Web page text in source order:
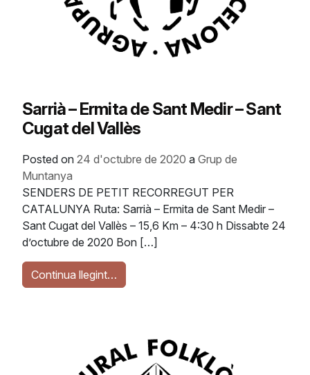
Sarrià – Ermita de Sant Medir – Sant
Cugat del Vallès
Posted on 24 d'octubre de 2020 a Grup de
Muntanya
SENDERS DE PETIT RECORREGUT PER
CATALUNYA Ruta: Sarrià – Ermita de Sant Medir –
Sant Cugat del Vallès – 15,6 Km – 4:30 h Dissabte 24
d’octubre de 2020 Bon […]
Continua llegint…